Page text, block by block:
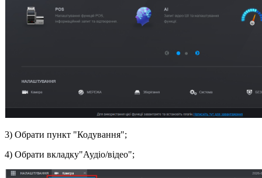
3) Обрати пункт "Кодування";
4) Обрати вкладку"Аудіо/відео";